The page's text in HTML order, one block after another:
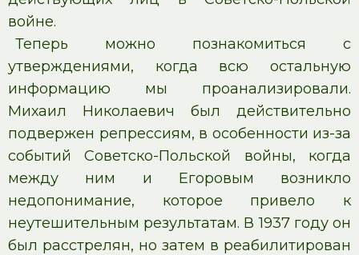
войне.
Теперь можно познакомиться с
утверждениями, когда всю остальную
информацию мы проанализировали.
Михаил Николаевич был действительно
подвержен репрессиям, в особенности из-за
событий Советско-Польской войны, когда
между ним и Егоровым возникло
недопонимание, которое привело к
неутешительным результатам. В 1937 году он
был расстрелян, но затем в реабилитирован